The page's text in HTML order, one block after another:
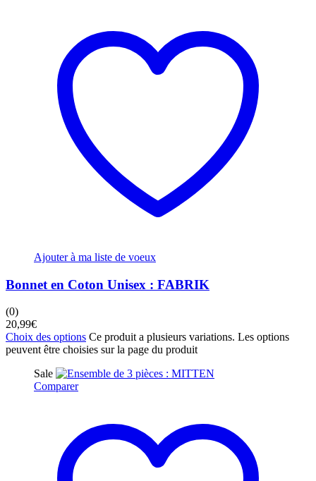
Ajouter à ma liste de voeux
Bonnet en Coton Unisex : FABRIK
(0)
20,99€
Choix des options Ce produit a plusieurs variations. Les options
peuvent être choisies sur la page du produit
Sale
Comparer